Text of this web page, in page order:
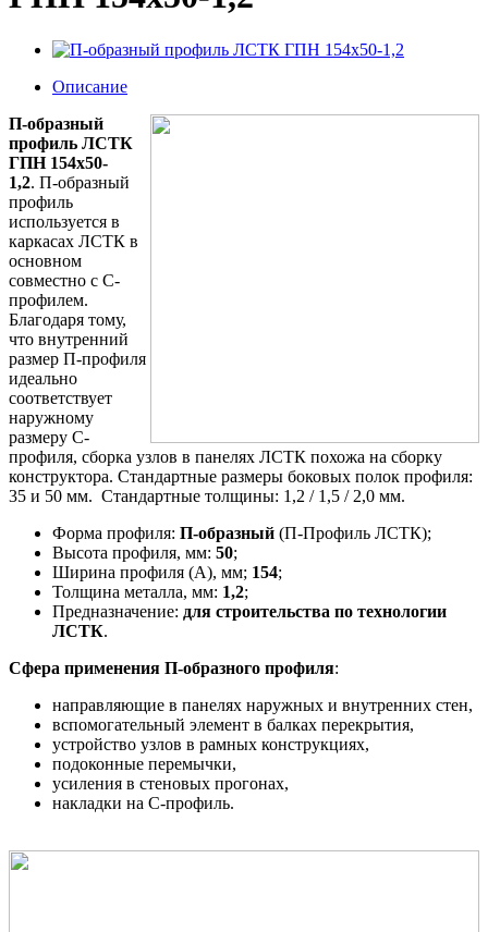
Описание
П-образный
профиль ЛСТК
ГПН 154x50-
1,2. П-образный
профиль
используется в
каркасах ЛСТК в
основном
совместно с С-
профилем.
Благодаря тому,
что внутренний
размер П-профиля
идеально
соответствует
наружному
размеру С-
профиля, сборка узлов в панелях ЛСТК похожа на сборку
конструктора. Стандартные размеры боковых полок профиля:
35 и 50 мм. Стандартные толщины: 1,2 / 1,5 / 2,0 мм.
Форма профиля: П-образный (П-Профиль ЛСТК);
Высота профиля, мм: 50;
Ширина профиля (A), мм; 154;
Толщина металла, мм: 1,2;
Предназначение: для строительства по технологии
ЛСТК.
Сфера применения П-образного профиля:
направляющие в панелях наружных и внутренних стен,
вспомогательный элемент в балках перекрытия,
устройство узлов в рамных конструкциях,
подоконные перемычки,
усиления в стеновых прогонах,
накладки на С-профиль.